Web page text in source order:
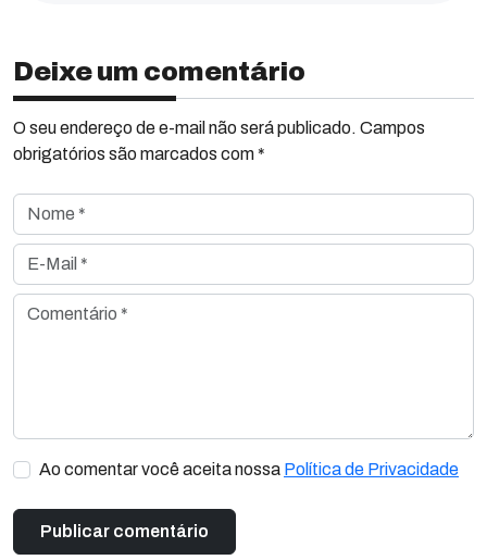
Deixe um comentário
O seu endereço de e-mail não será publicado. Campos
obrigatórios são marcados com *
Nome *
E-Mail *
Comentário *
Ao comentar você aceita nossa Política de Privacidade